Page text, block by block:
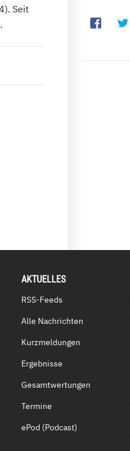
Seit
AKTUELLES
RSS-Feeds
Alle Nachrichten
Kurzmeldungen
Ergebnisse
Gesamtwertungen
Termine
ePod (Podcast)